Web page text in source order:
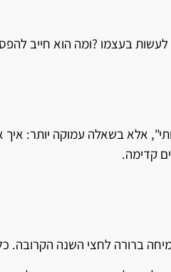
בעצמו ?ומה הוא חייב
אלא בשאלה עמוקה יותר:
קדימה.
ברורה לחצי השנה